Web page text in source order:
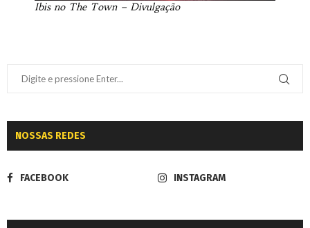
Ibis no The Town – Divulgação
NOSSAS REDES
FACEBOOK INSTAGRAM